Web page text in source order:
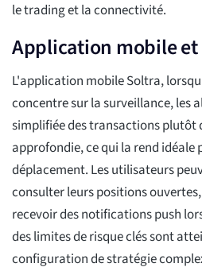
le trading et la connectivité.
Application mobile
L'application mobile Soltra,
concentre sur la surveillance, les
simplifiée des transactions plutôt
approfondie, ce qui la rend idéale
déplacement. Les utilisateurs
consulter leurs positions
recevoir des notifications push
des limites de risque clés sont
configuration de stratégie